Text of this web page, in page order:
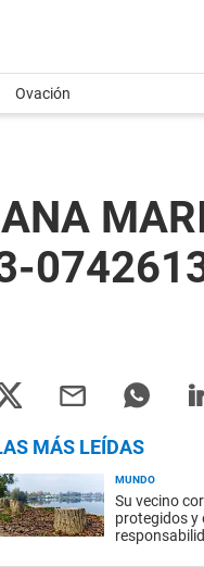
Ovación
MÁS LEÍDAS
MUNDO
Su vecino
protegidos y